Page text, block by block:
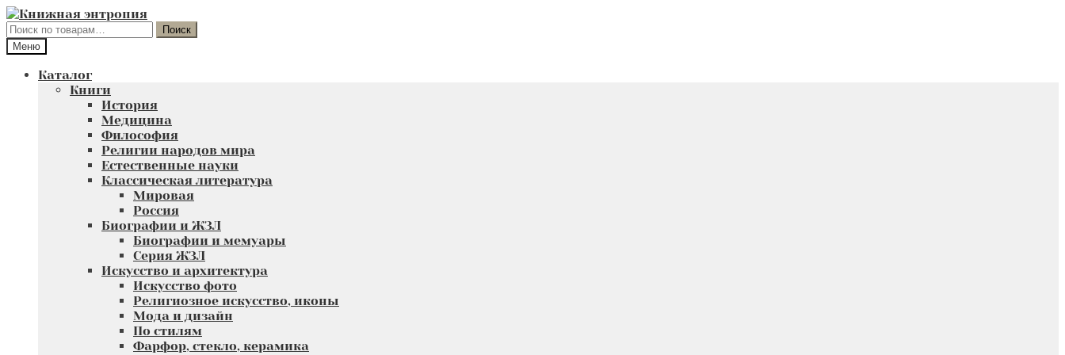
Перейти
к
навигации
Перейти
к
содержимому
Искать:
Поиск
Меню
Каталог
Книги
История
Медицина
Философия
Религии народов мира
Естественные науки
Классическая литература
Мировая
Россия
Биографии и ЖЗЛ
Биографии и мемуары
Серия ЖЗЛ
Искусство и архитектура
Искусство фото
Религиозное искусство, иконы
Мода и дизайн
По стилям
Фарфор, стекло, керамика